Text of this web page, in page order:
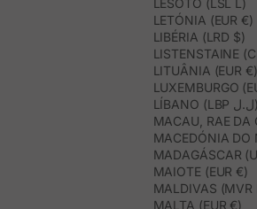
LESOTO (LSL L)
LETÓNIA (EUR €)
LIBÉRIA (LRD $)
LISTENSTAINE
LITUÂNIA (EUR €)
LUXEMBURGO
LÍBANO (LBP ل.ل)
MACAU, RAE DA
MACEDÓNIA
MADAGÁSCAR
MAIOTE (EUR €)
MALDIVAS (MVR
MALTA (EUR €)